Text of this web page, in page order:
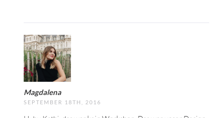
Magdalena
SEPTEMBER 18TH, 2016